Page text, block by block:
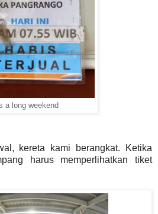
a long weekend
kereta kami berangkat. Ketika
harus memperlihatkan tiket